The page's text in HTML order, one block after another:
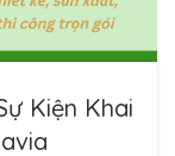
Kiện Khai